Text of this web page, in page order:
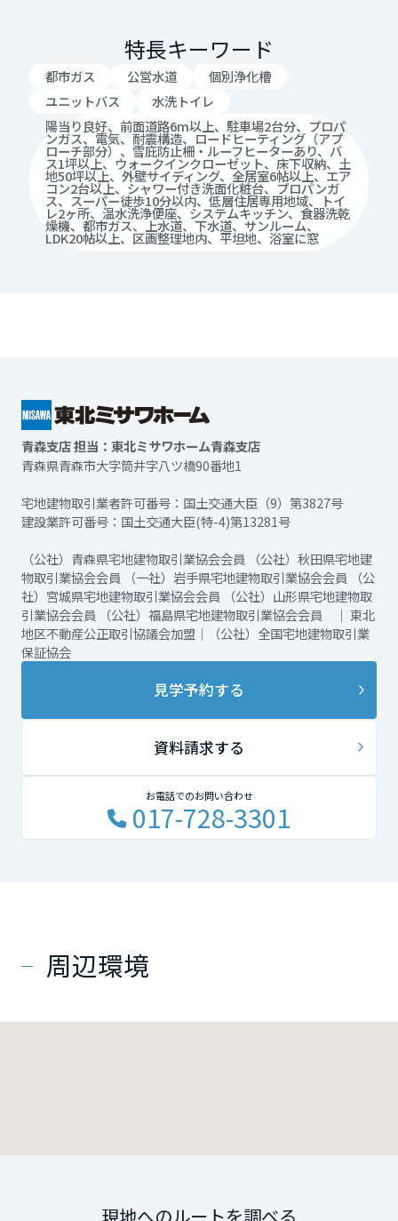
特長キーワード
都市ガス 公営水道
個別浄化槽
ユニットバス
水洗トイレ
陽当り良好、前面道路6m以上、駐車場2台分、プロパ
ンガス、電気、耐震構造、ロードヒーティング（アプ
ローチ部分）、雪庇防止柵・ルーフヒーターあり、バ
ス1坪以上、ウォークインクローゼット、床下収納、土
地50坪以上、外壁サイディング、全居室6帖以上、エア
コン2台以上、シャワー付き洗面化粧台、プロパンガ
ス、スーパー徒歩10分以内、低層住居専用地域、トイ
レ2ヶ所、温水洗浄便座、システムキッチン、食器洗乾
燥機、都市ガス、上水道、下水道、サンルーム、
LDK20帖以上、区画整理地内、平坦地、浴室に窓
青森支店 担当：東北ミサワホーム青森支店
青森県青森市大字筒井字八ツ橋90番地1
宅地建物取引業者許可番号：国土交通大臣（9）第3827号
建設業許可番号：国土交通大臣(特-4)第13281号
（公社）青森県宅地建物取引業協会会員 （公社）秋田県宅地建
物取引業協会会員 （一社）岩手県宅地建物取引業協会会員 （公
社）宮城県宅地建物取引業協会会員 （公社）山形県宅地建物取
引業協会会員 （公社）福島県宅地建物取引業協会会員 ｜ 東北
地区不動産公正取引協議会加盟｜（公社）全国宅地建物取引業
保証協会
見学予約する
資料請求する
お電話でのお問い合わせ
017-728-3301
周辺環境
現地へのルートを調べる